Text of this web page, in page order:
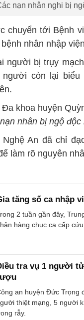
nạn nhân nghi bị
chuyển tới Bệnh
nhân nhập
người bị trụy
người còn lại
khoa huyện
nhân bị ngộ độc
An đã chỉ
làm rõ nguyên
tăng số ca nhập
2 tuần gần đây,
hàng chục ca cấp
tra vụ 1 người
an huyện Đức Trọng
thiệt mạng, 5 người
rẫy.